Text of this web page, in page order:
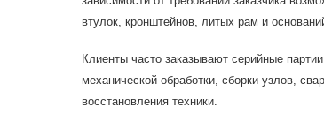
втулок, кронштейнов, литых рам и
Клиенты часто заказывают серийные
механической обработки, сборки узлов,
восстановления техники.